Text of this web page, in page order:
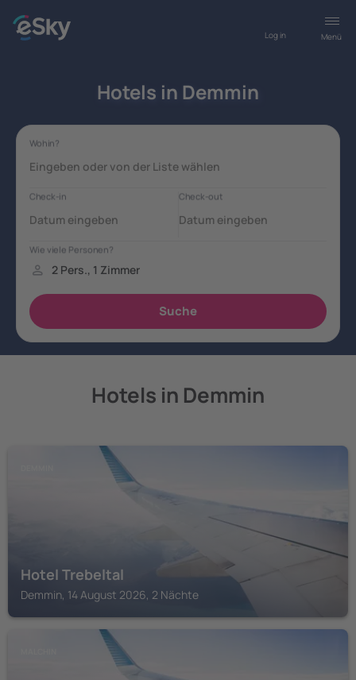
Menü
Log in
Hotels in Demmin
Hotels in Demmin
Hotel Trebeltal
Demmin, 14 August 2026, 2 Nächte